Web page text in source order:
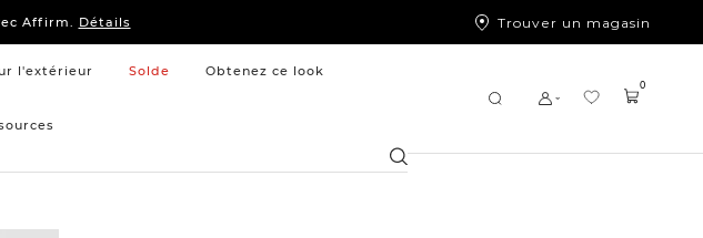
Affirm. Détails
à coucher
Affirm. Détails
Trouver un magasin
l'extérieur Solde Obtenez ce look
Chercher
0